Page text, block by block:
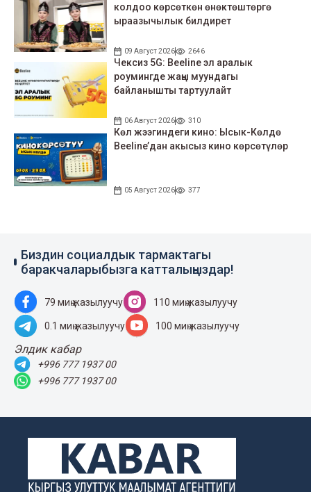
колдоо көрсөткөн өнөктөштөргө
ыраазычылык билдирет
09 Август 2026 2646
Чексиз 5G: Beeline эл аралык
роумингде жаңы муундагы
байланышты тартуулайт
06 Август 2026 310
Көл жээгиндеги кино: Ысык-Көлдө
Beeline’дан акысыз кино көрсөтүлөр
05 Август 2026 377
Биздин социалдык тармактагы
баракчаларыбызга катталыңыздар!
79 миң жазылуучу 110 миң жазылуучу
0.1 миң жазылуучу 100 миң жазылуучу
Элдик кабар
+996 777 1937 00
+996 777 1937 00